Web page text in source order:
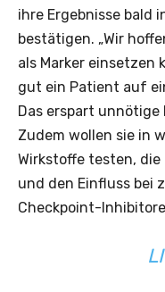
ihre Ergebnisse bald
bestätigen. „Wir
als Marker einsetzen
gut ein Patient auf
Das erspart unnötige
Zudem wollen sie in
Wirkstoffe testen,
und den Einfluss bei
Checkpoint-